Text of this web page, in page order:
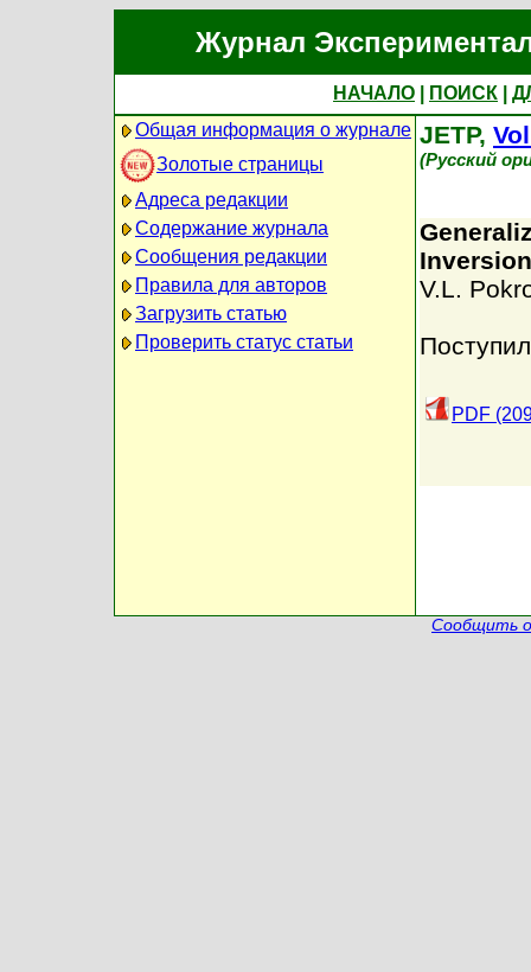
Журнал
НАЧАЛО ПОИСК
Общая информация о журнале
Золотые страницы
Адреса редакции
Содержание журнала
Сообщения редакции
Правила для авторов
Загрузить статью
Проверить статус статьи
JETP,
(Русский
Inversion
V.L.
PDF
Сообщить о